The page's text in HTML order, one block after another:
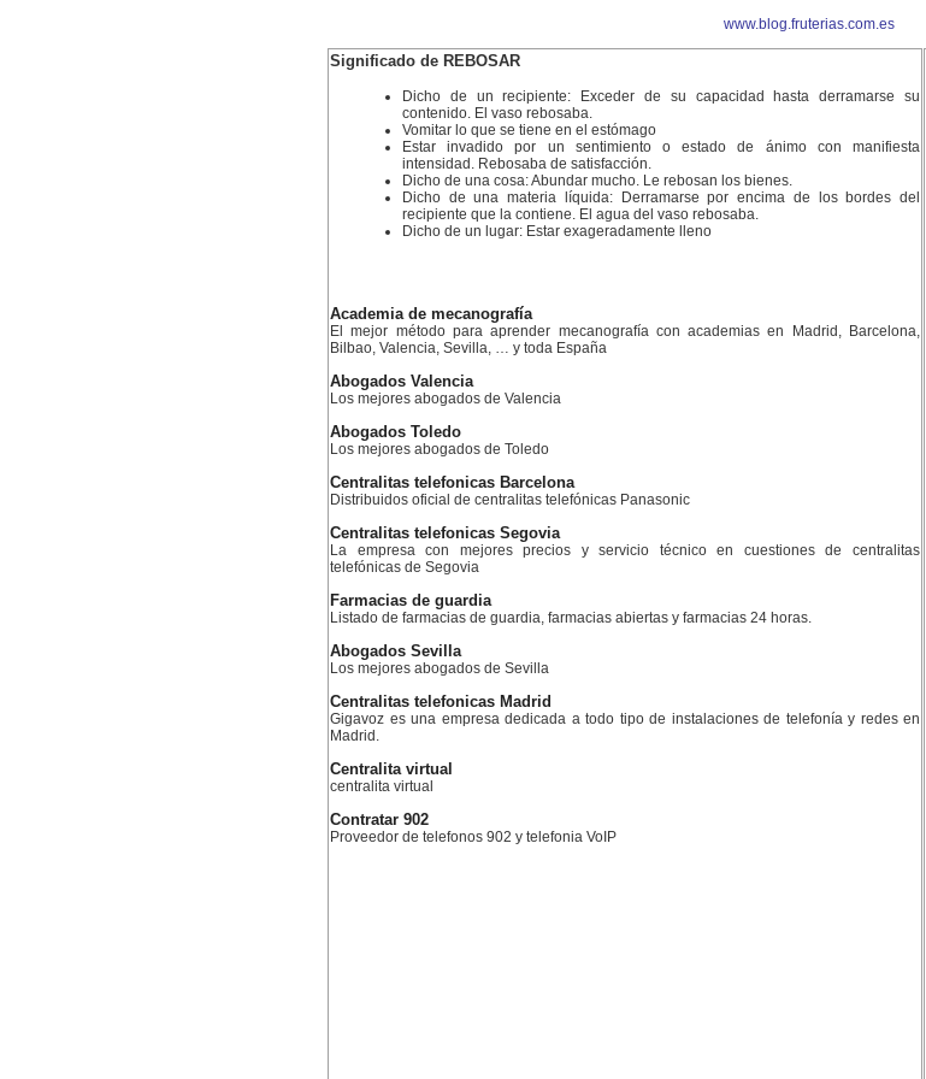
www.blog.fruterias.com.es
Significado de REBOSAR
Dicho de un recipiente: Exceder de su capacidad hasta derramarse su
contenido. El vaso rebosaba.
Vomitar lo que se tiene en el estómago
Estar invadido por un sentimiento o estado de ánimo con manifiesta
intensidad. Rebosaba de satisfacción.
Dicho de una cosa: Abundar mucho. Le rebosan los bienes.
Dicho de una materia líquida: Derramarse por encima de los bordes del
recipiente que la contiene. El agua del vaso rebosaba.
Dicho de un lugar: Estar exageradamente lleno
Academia de mecanografía
El mejor método para aprender mecanografía con academias en Madrid, Barcelona,
Bilbao, Valencia, Sevilla, … y toda España
Abogados Valencia
Los mejores abogados de Valencia
Abogados Toledo
Los mejores abogados de Toledo
Centralitas telefonicas Barcelona
Distribuidos oficial de centralitas telefónicas Panasonic
Centralitas telefonicas Segovia
La empresa con mejores precios y servicio técnico en cuestiones de centralitas
telefónicas de Segovia
Farmacias de guardia
Listado de farmacias de guardia, farmacias abiertas y farmacias 24 horas.
Abogados Sevilla
Los mejores abogados de Sevilla
Centralitas telefonicas Madrid
Gigavoz es una empresa dedicada a todo tipo de instalaciones de telefonía y redes en
Madrid.
Centralita virtual
centralita virtual
Contratar 902
Proveedor de telefonos 902 y telefonia VoIP